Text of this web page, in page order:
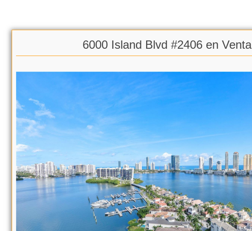
6000 Island Blvd #2406 en Venta